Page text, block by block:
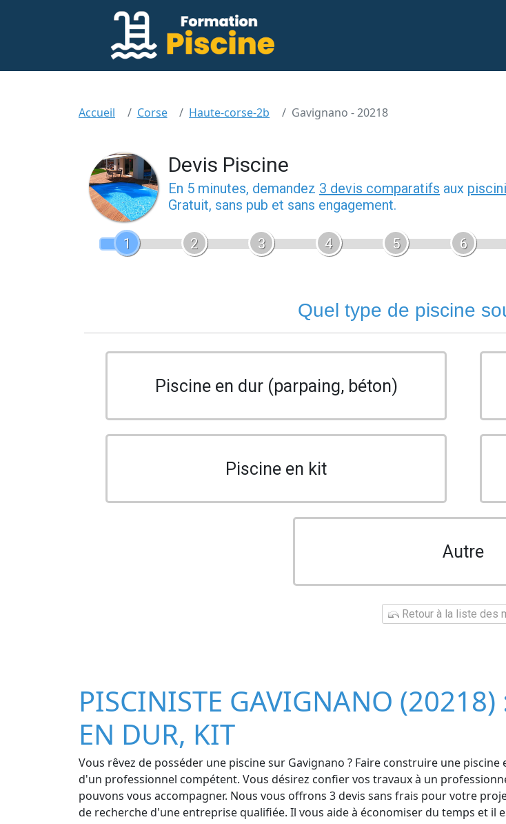
Accueil Corse Haute-corse-2b Gavignano - 20218
Devis Piscine
En 5 minutes, demandez 3 devis comparatifs aux
Gratuit, sans pub et sans engagement.
1 2 3 4 5 6
Quel type de piscine
Piscine en dur (parpaing, béton)
Piscine en kit
Autre
Retour à la liste des
PISCINISTE GAVIGNANO (20218)
EN DUR, KIT
Vous rêvez de posséder une piscine sur Gavignano ? Faire construire une
d'un professionnel compétent. Vous désirez confier vos travaux à un
pouvons vous accompagner. Nous vous offrons 3 devis sans frais pour votre
de recherche d'une entreprise qualifiée. Il vous aide à économiser du temps et